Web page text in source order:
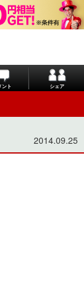
ント シェア
2014.09.25